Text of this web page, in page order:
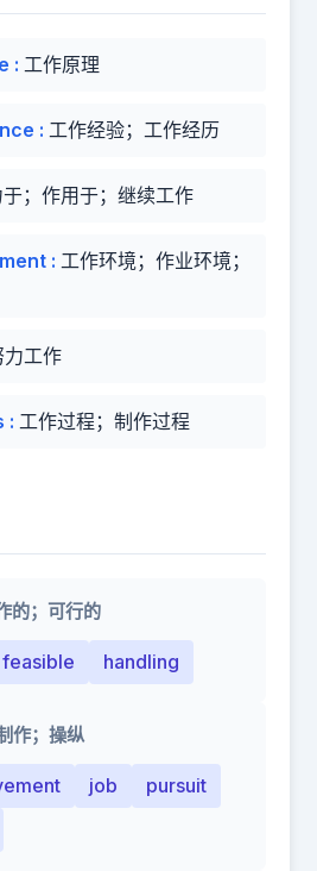
: 工作原理
: 工作经验；工作经历
；作用于；继续工作
: 工作环境；作业环境；
力工作
: 工作过程；制作过程
的；可行的
feasible handling
作；操纵
job
pursuit